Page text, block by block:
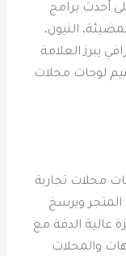
أحدث برامج
النيون،
يبرز العلامة
لوحات محلات
محلات تجارية
ويرسخ
عالية الدقة مع
والمحلات